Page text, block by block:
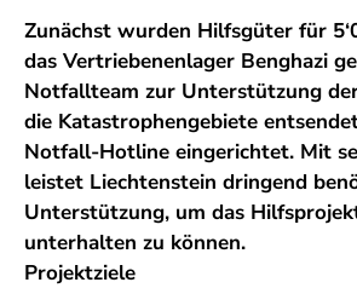
Zunächst wurden Hilfsgüter für
das Vertriebenenlager Benghazi
Notfallteam zur Unterstützung
die Katastrophengebiete
Notfall-Hotline eingerichtet. Mit
leistet Liechtenstein dringend
Unterstützung, um das
unterhalten zu können.
Projektziele